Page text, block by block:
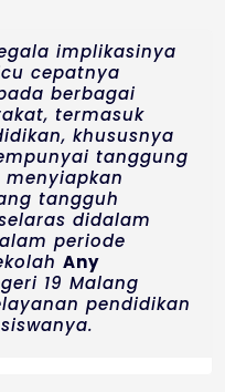
implikasinya
cepatnya
berbagai
termasuk
khususnya
tanggung
tangguh
didalam
periode
Any
19 Malang
pendidikan